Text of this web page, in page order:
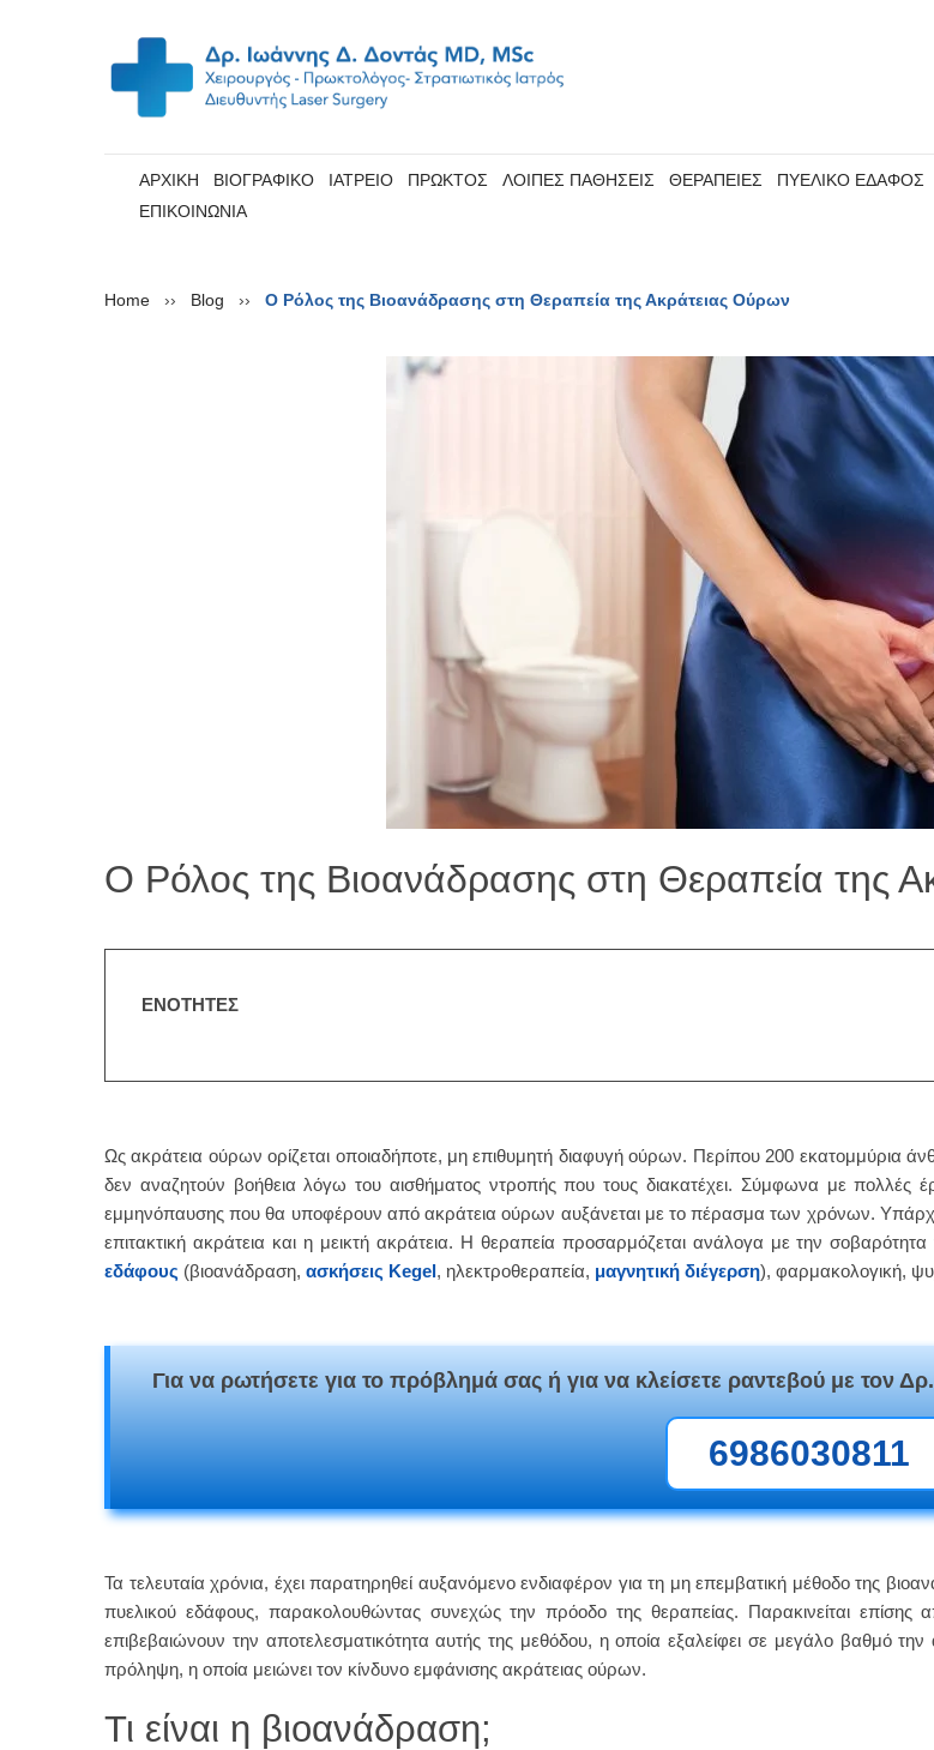
ΑΡΧΙΚΗ ΒΙΟΓΡΑΦΙΚΟ ΙΑΤΡΕΙΟ ΠΡΩΚΤΟΣ ΛΟΙΠΕΣ ΠΑΘΗΣΕΙΣ ΘΕΡΑΠΕΙΕΣ ΠΥΕΛΙΚΟ ΕΔΑΦΟΣ
ΕΠΙΚΟΙΝΩΝΙΑ
Home ›› Blog ›› Ο Ρόλος της Βιοανάδρασης στη Θεραπεία της Ακράτειας Ούρων
Ο Ρόλος της Βιοανάδρασης στη Θεραπεία της
ΕΝΟΤΗΤΕΣ
Ως ακράτεια ούρων ορίζεται οποιαδήποτε, μη επιθυμητή διαφυγή ούρων. Περίπου 200
δεν αναζητούν βοήθεια λόγω του αισθήματος ντροπής που τους διακατέχει. Σύμφωνα με πολλές
εμμηνόπαυσης που θα υποφέρουν από ακράτεια ούρων αυξάνεται με το πέρασμα των χρόνων.
επιτακτική ακράτεια και η μεικτή ακράτεια. Η θεραπεία προσαρμόζεται ανάλογα με την
εδάφους (βιοανάδραση, ασκήσεις Kegel, ηλεκτροθεραπεία, μαγνητική διέγερση), φαρμακολογική,
Για να ρωτήσετε για το πρόβλημά σας ή για να κλείσετε ραντεβού με τον
6986030811
Τα τελευταία χρόνια, έχει παρατηρηθεί αυξανόμενο ενδιαφέρον για τη μη επεμβατική μέθοδο της
πυελικού εδάφους, παρακολουθώντας συνεχώς την πρόοδο της θεραπείας. Παρακινείται επίσης
επιβεβαιώνουν την αποτελεσματικότητα αυτής της μεθόδου, η οποία εξαλείφει σε μεγάλο βαθμό
πρόληψη, η οποία μειώνει τον κίνδυνο εμφάνισης ακράτειας ούρων.
Τι είναι η βιοανάδραση;